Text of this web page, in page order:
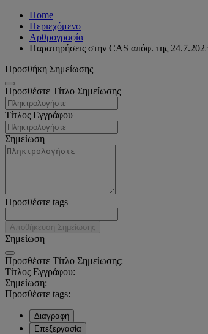
Home
Περιεχόμενο
Αρθρογραφία
Παρατηρήσεις στην CAS απόφ. της
Προσθήκη Σημείωσης
Προσθέστε Τίτλο Σημείωσης
Τίτλος Εγγράφου
Σημείωση
Προσθέστε tags
Αποθήκευση Σημείωσης
Σημείωση
Προσθέστε Τίτλο Σημείωσης:
Τίτλος Εγγράφου:
Σημείωση:
Προσθέστε tags:
Διαγραφή
Επεξεργασία